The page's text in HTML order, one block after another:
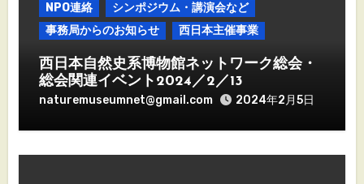
NPO連絡
シンポジウム・講演会など
事務局からのお知らせ
西日本主催事業
西日本自然史系博物館ネットワーク総会・
総会関連イベント2024／2／13
naturemuseumnet@gmail.com 2024年2月5日